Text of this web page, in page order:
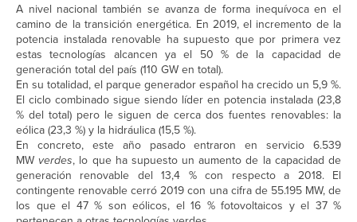
A nivel nacional también se avanza de forma inequívoca en el
camino de la transición energética. En 2019, el incremento de la
potencia instalada renovable ha supuesto que por primera vez
estas tecnologías alcancen ya el 50 % de la capacidad de
generación total del país (110 GW en total).
En su totalidad, el parque generador español ha crecido un 5,9 %.
El ciclo combinado sigue siendo líder en potencia instalada (23,8
% del total) pero le siguen de cerca dos fuentes renovables: la
eólica (23,3 %) y la hidráulica (15,5 %).
En concreto, este año pasado entraron en servicio 6.539
MWverdes, lo que ha supuesto un aumento de la capacidad de
generación renovable del 13,4 % con respecto a 2018. El
contingente renovable cerró 2019 con una cifra de 55.195 MW, de
los que el 47 % son eólicos, el 16 % fotovoltaicos y el 37 %